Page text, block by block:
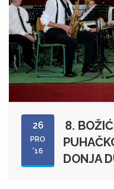
26
PRO
'16
8.
DONJA